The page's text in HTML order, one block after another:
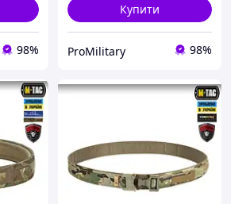
98%
Купити
ProMilitary 98%